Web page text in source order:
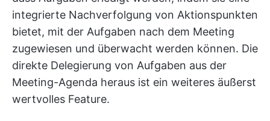
integrierte Nachverfolgung von Aktionspunkten
bietet, mit der Aufgaben nach dem Meeting
zugewiesen und überwacht werden können. Die
direkte Delegierung von Aufgaben aus der
Meeting-Agenda heraus ist ein weiteres äußerst
wertvolles Feature.